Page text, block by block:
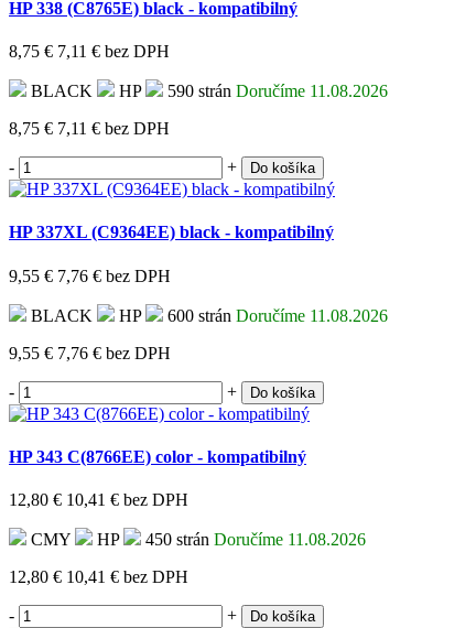
HP 338 (C8765E) black - kompatibilný
8,75 € 7,11 € bez DPH
BLACK HP 590 strán Doručíme 11.08.2026
8,75 € 7,11 € bez DPH
- + Do košíka
HP 337XL (C9364EE) black - kompatibilný
9,55 € 7,76 € bez DPH
BLACK HP 600 strán Doručíme 11.08.2026
9,55 € 7,76 € bez DPH
- + Do košíka
HP 343 C(8766EE) color - kompatibilný
12,80 € 10,41 € bez DPH
CMY HP 450 strán Doručíme 11.08.2026
12,80 € 10,41 € bez DPH
- + Do košíka